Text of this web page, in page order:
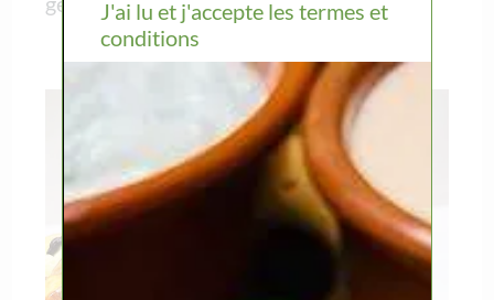
J'ai lu et j'accepte les termes et
conditions